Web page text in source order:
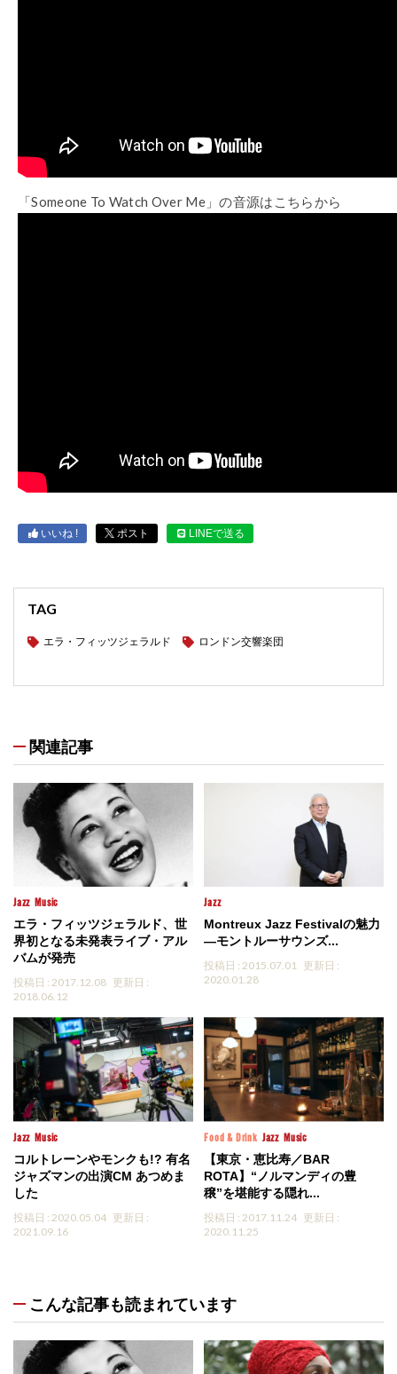
「Someone To Watch Over Me」の音源はこちらから
いいね ! ポスト LINEで送る
TAG
エラ・フィッツジェラルド ロンドン交響楽団
関連記事
Jazz Music
エラ・フィッツジェラルド、世
界初となる未発表ライブ・アル
バムが発売
投稿日 : 2017.12.08 更新日 :
2018.06.12
Jazz
Montreux Jazz Festivalの魅力
―モントルーサウンズ...
投稿日 : 2015.07.01 更新日 :
2020.01.28
Jazz Music
コルトレーンやモンクも!? 有名
ジャズマンの出演CM あつめま
した
投稿日 : 2020.05.04 更新日 :
2021.09.16
Food & Drink Jazz Music
【東京・恵比寿／BAR
ROTA】“ノルマンディの豊
穣”を堪能する隠れ...
投稿日 : 2017.11.24 更新日 :
2020.11.25
こんな記事も読まれています